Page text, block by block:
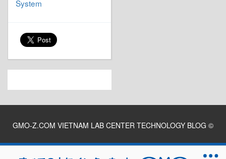
System
GMO-Z.COM VIETNAM LAB CENTER TECHNOLOGY BLOG ©